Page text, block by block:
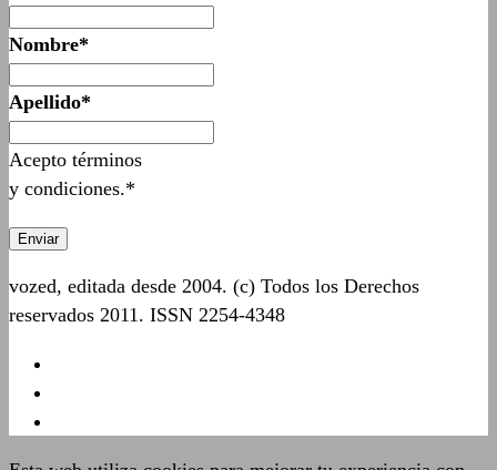
Nombre*
Apellido*
Acepto términos
y condiciones.*
vozed, editada desde 2004. (c) Todos los Derechos
reservados 2011. ISSN 2254-4348